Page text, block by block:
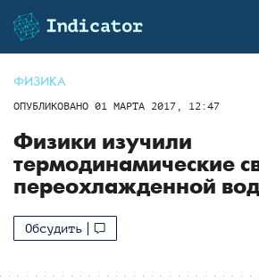
ФИЗИКА
ОПУБЛИКОВАНО 01 МАРТА 2017, 12:47
Физики изучили
термодинамические
переохлажденной
Обсудить